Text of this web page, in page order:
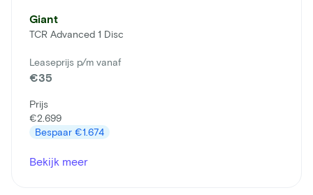
Giant
TCR Advanced 1 Disc
Leaseprijs p/m vanaf
€35
Prijs
€2.699
Bespaar €1.674
Bekijk meer